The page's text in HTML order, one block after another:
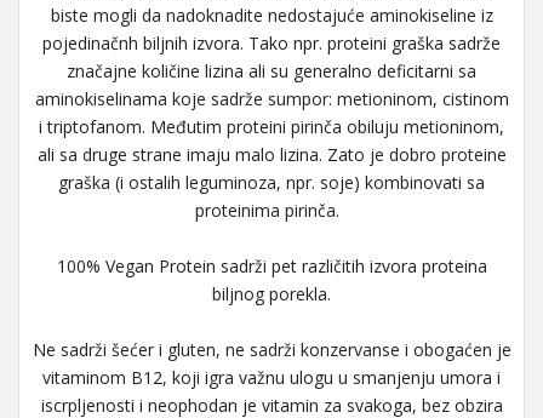
biste mogli da nadoknadite nedostajuće aminokiseline iz
pojedinačnh biljnih izvora. Tako npr. proteini graška sadrže
značajne količine lizina ali su generalno deficitarni sa
aminokiselinama koje sadrže sumpor: metioninom, cistinom
i triptofanom. Međutim proteini pirinča obiluju metioninom,
ali sa druge strane imaju malo lizina. Zato je dobro proteine
graška (i ostalih leguminoza, npr. soje) kombinovati sa
proteinima pirinča.
100% Vegan Protein sadrži pet različitih izvora proteina
biljnog porekla.
Ne sadrži šećer i gluten, ne sadrži konzervanse i obogaćen je
vitaminom B12, koji igra važnu ulogu u smanjenju umora i
iscrpljenosti i neophodan je vitamin za svakoga, bez obzira